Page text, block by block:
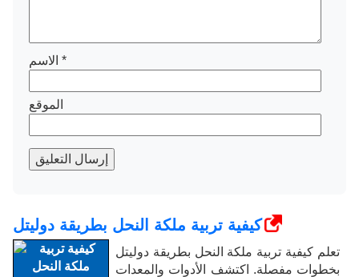
*
الموقع
إرسال التعليق
كيفية تربية ملكة النحل بطريقة دوليتل
تعلم كيفية تربية ملكة النحل بطريقة دوليتل
بخطوات مفصلة. اكتشف الأدوات والمعدات